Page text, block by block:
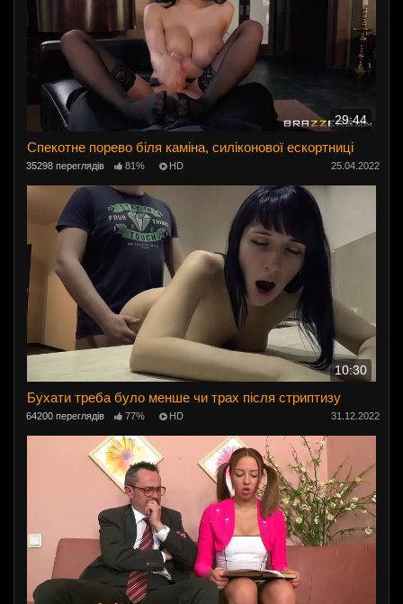
29:44
Спекотне порево біля каміна, силіконової ескортниці
35298 переглядів 81% HD 25.04.2022
10:30
Бухати треба було менше чи трах після стриптизу
64200 переглядів 77% HD 31.12.2022